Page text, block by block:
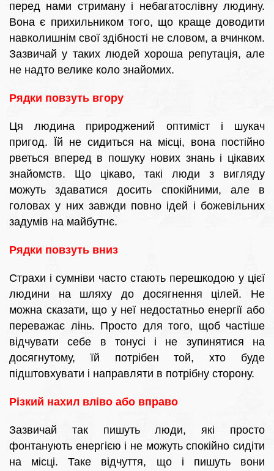
перед нами стриману і небагатослівну людину.
Вона є прихильником того, що краще доводити
навколишнім свої здібності не словом, а вчинком.
Зазвичай у таких людей хороша репутація, але
не надто велике коло знайомих.
Рядки повзуть вгору
Ця людина природжений оптиміст і шукач
пригод. Їй не сидиться на місці, вона постійно
рветься вперед в пошуку нових знань і цікавих
знайомств. Що цікаво, такі люди з вигляду
можуть здаватися досить спокійними, але в
головах у них завжди повно ідей і божевільних
задумів на майбутнє.
Рядки повзуть вниз
Страхи і сумніви часто стають перешкодою у цієї
людини на шляху до досягнення цілей. Не
можна сказати, що у неї недостатньо енергії або
переважає лінь. Просто для того, щоб частіше
відчувати себе в тонусі і не зупинятися на
досягнутому, їй потрібен той, хто буде
підштовхувати і направляти в потрібну сторону.
Різкий нахил вліво або вправо
Зазвичай так пишуть люди, які просто
фонтанують енергією і не можуть спокійно сидіти
на місці. Таке відчуття, що і пишуть вони